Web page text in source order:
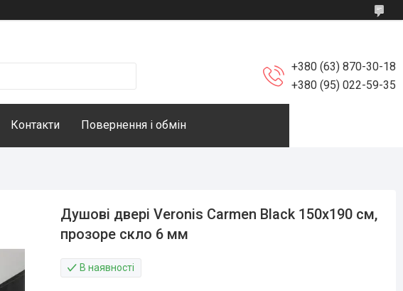
+380 (63) 870-30-18
+380 (95) 022-59-35
Контакти Повернення і обмін
Душові двері Veronis Carmen Black 150х190 см,
прозоре скло 6 мм
В наявності